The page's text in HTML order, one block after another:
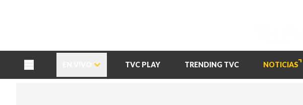
TVC PLAY TRENDING TVC NOTICIAS